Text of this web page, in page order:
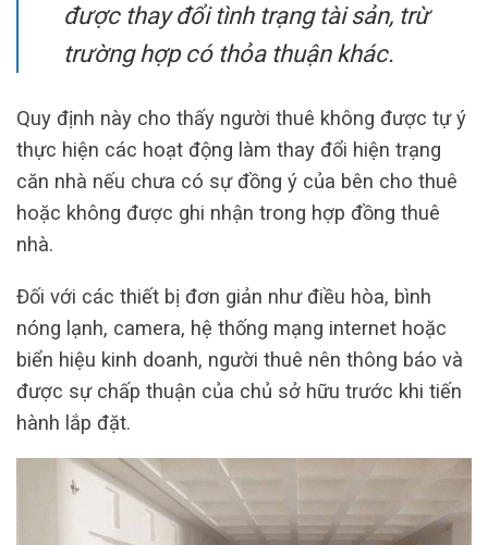
được thay đổi tình trạng tài sản, trừ
trường hợp có thỏa thuận khác.
Quy định này cho thấy người thuê không được tự ý
thực hiện các hoạt động làm thay đổi hiện trạng
căn nhà nếu chưa có sự đồng ý của bên cho thuê
hoặc không được ghi nhận trong hợp đồng thuê
nhà.
Đối với các thiết bị đơn giản như điều hòa, bình
nóng lạnh, camera, hệ thống mạng internet hoặc
biển hiệu kinh doanh, người thuê nên thông báo và
được sự chấp thuận của chủ sở hữu trước khi tiến
hành lắp đặt.